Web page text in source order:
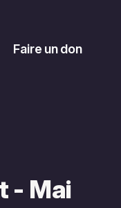
Faire un don
- Mai